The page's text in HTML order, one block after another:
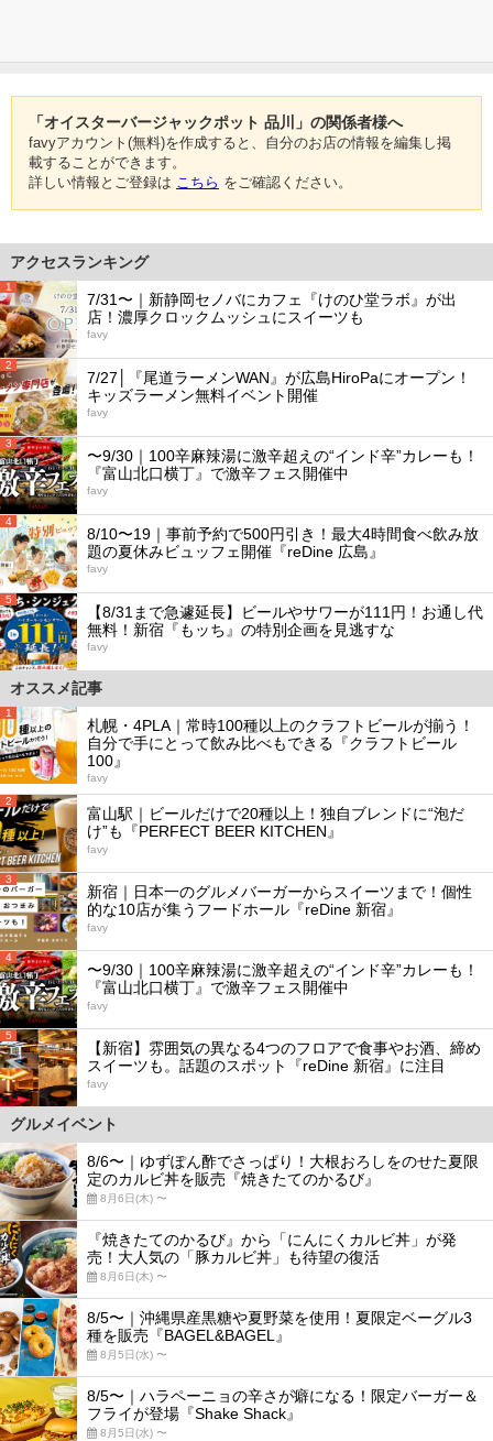
「オイスターバージャックポット 品川」の関係者様へ
favyアカウント(無料)を作成すると、自分のお店の情報を編集し掲
載することができます。
詳しい情報とご登録は こちら をご確認ください。
アクセスランキング
1
7/31〜｜新静岡セノバにカフェ『けのひ堂ラボ』が出
店！濃厚クロックムッシュにスイーツも
favy
2
7/27│『尾道ラーメンWAN』が広島HiroPaにオープン！
キッズラーメン無料イベント開催
favy
3
〜9/30｜100辛麻辣湯に激辛超えの“インド辛”カレーも！
『富山北口横丁』で激辛フェス開催中
favy
4
8/10〜19｜事前予約で500円引き！最大4時間食べ飲み放
題の夏休みビュッフェ開催『reDine 広島』
favy
5
【8/31まで急遽延長】ビールやサワーが111円！お通し代
無料！新宿『もッち』の特別企画を見逃すな
favy
オススメ記事
1
札幌・4PLA｜常時100種以上のクラフトビールが揃う！
自分で手にとって飲み比べもできる『クラフトビール
100』
favy
2
富山駅｜ビールだけで20種以上！独自ブレンドに“泡だ
け”も『PERFECT BEER KITCHEN』
favy
3
新宿｜日本一のグルメバーガーからスイーツまで！個性
的な10店が集うフードホール『reDine 新宿』
favy
4
〜9/30｜100辛麻辣湯に激辛超えの“インド辛”カレーも！
『富山北口横丁』で激辛フェス開催中
favy
5
【新宿】雰囲気の異なる4つのフロアで食事やお酒、締め
スイーツも。話題のスポット『reDine 新宿』に注目
favy
グルメイベント
8/6〜｜ゆずぽん酢でさっぱり！大根おろしをのせた夏限
定のカルビ丼を販売『焼きたてのかるび』
8月6日(木) 〜
『焼きたてのかるび』から「にんにくカルビ丼」が発
売！大人気の「豚カルビ丼」も待望の復活
8月6日(木) 〜
8/5〜｜沖縄県産黒糖や夏野菜を使用！夏限定ベーグル3
種を販売『BAGEL&BAGEL』
8月5日(水) 〜
8/5〜｜ハラペーニョの辛さが癖になる！限定バーガー＆
フライが登場『Shake Shack』
8月5日(水) 〜